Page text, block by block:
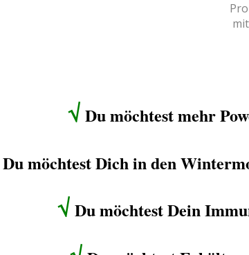
√ Du möchtest mehr
Du möchtest Dich in den
√ Du möchtest Dein